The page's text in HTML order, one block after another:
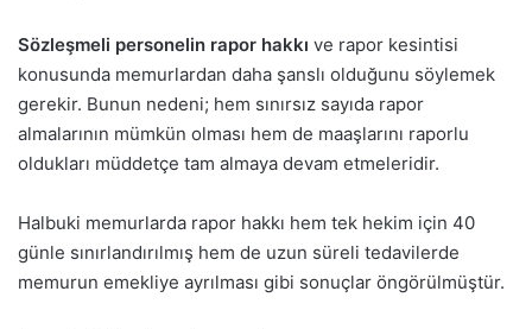
Sözleşmeli personelin rapor hakkı ve rapor kesintisi
konusunda memurlardan daha şanslı olduğunu söylemek
gerekir. Bunun nedeni; hem sınırsız sayıda rapor
almalarının mümkün olması hem de maaşlarını raporlu
oldukları müddetçe tam almaya devam etmeleridir.
Halbuki memurlarda rapor hakkı hem tek hekim için 40
günle sınırlandırılmış hem de uzun süreli tedavilerde
memurun emekliye ayrılması gibi sonuçlar öngörülmüştür.